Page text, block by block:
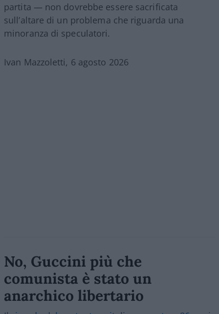
partita — non dovrebbe essere sacrificata
sull’altare di un problema che riguarda una
minoranza di speculatori.
Ivan Mazzoletti, 6 agosto 2026
No, Guccini più che
comunista è stato un
anarchico libertario